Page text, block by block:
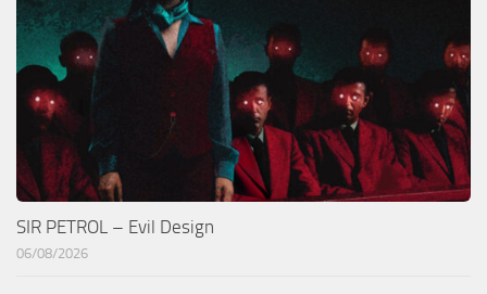
SIR PETROL – Evil Design
06/08/2026